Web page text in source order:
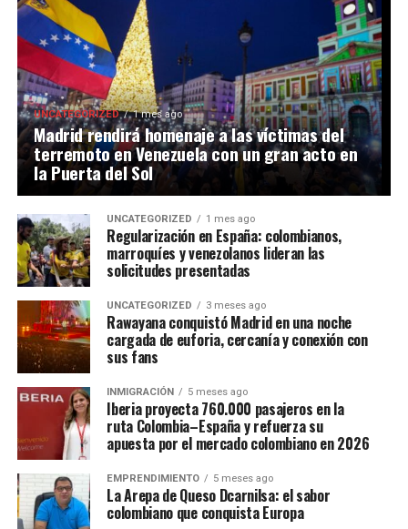
UNCATEGORIZED 1 mes ago
Madrid rendirá homenaje a las víctimas del
terremoto en Venezuela con un gran acto en
la Puerta del Sol
UNCATEGORIZED 1 mes ago
Regularización en España: colombianos,
marroquíes y venezolanos lideran las
solicitudes presentadas
UNCATEGORIZED 3 meses ago
Rawayana conquistó Madrid en una noche
cargada de euforia, cercanía y conexión con
sus fans
INMIGRACIÓN 5 meses ago
Iberia proyecta 760.000 pasajeros en la
ruta Colombia–España y refuerza su
apuesta por el mercado colombiano en 2026
EMPRENDIMIENTO 5 meses ago
La Arepa de Queso Dcarnilsa: el sabor
colombiano que conquista Europa